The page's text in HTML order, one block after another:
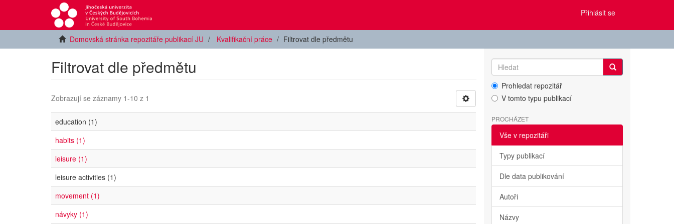
Přihlásit se
Domovská stránka repozitáře publikací JU Kvalifikační práce Filtrovat dle předmětu
Filtrovat dle předmětu
Zobrazují se záznamy 1-10 z 1
education (1)
habits (1)
leisure (1)
leisure activities (1)
movement (1)
návyky (1)
Prohledat repozitář
V tomto typu publikací
PROCHÁZET
Vše v repozitáři
Typy publikací
Dle data publikování
Autoři
Názvy